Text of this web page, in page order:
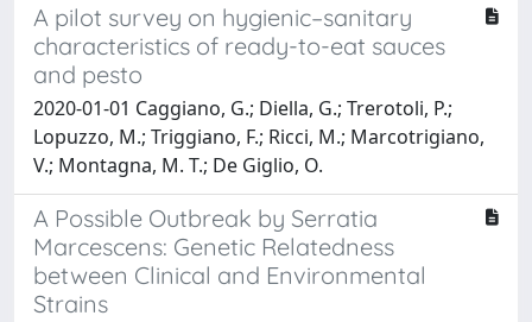
A pilot survey on hygienic–sanitary
characteristics of ready-to-eat sauces
and pesto
2020-01-01 Caggiano, G.; Diella, G.; Trerotoli, P.;
Lopuzzo, M.; Triggiano, F.; Ricci, M.; Marcotrigiano,
V.; Montagna, M. T.; De Giglio, O.
A Possible Outbreak by Serratia
Marcescens: Genetic Relatedness
between Clinical and Environmental
Strains